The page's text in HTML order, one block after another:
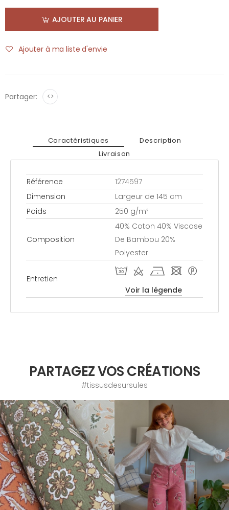
AJOUTER AU PANIER
Ajouter à ma liste d'envie
Partager: <>
Caractéristiques
Description
Livraison
Référence
1274597
Dimension
Largeur de 145 cm
Poids
250 g/m²
Composition
40% Coton 40% Viscose
De Bambou 20%
Polyester
Entretien
T d h - *
Voir la légende
PARTAGEZ VOS CRÉATIONS
#tissusdesursules